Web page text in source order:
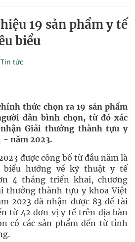
19 sản phẩm y tế
biểu
Tin tức
thức chọn ra 19 sản phẩm
dân bình chọn, từ đó xác
Giải thưởng thành tựu y
- năm 2023.
được công bố từ đầu năm là
biểu hướng về kỹ thuật y tế
4 tháng triển khai, chương
thưởng thành tựu y khoa Việt
2023 đã nhận được 83 đề tài
từ 42 đơn vị y tế trên địa bàn
có các sản phẩm đến từ tỉnh